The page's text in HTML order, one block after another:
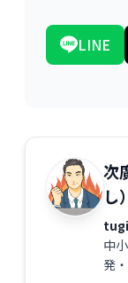
LINE
次
し）
中
発